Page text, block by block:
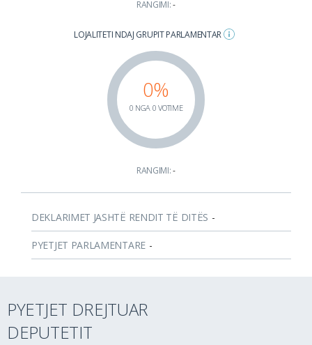
RANGIMI:-
LOJALITETI NDAJ GRUPIT PARLAMENTAR
0%
0 NGA 0 VOTIME
RANGIMI:-
DEKLARIMET JASHTË RENDIT TË DITËS -
PYETJET PARLAMENTARE -
PYETJET DREJTUAR
DEPUTETIT